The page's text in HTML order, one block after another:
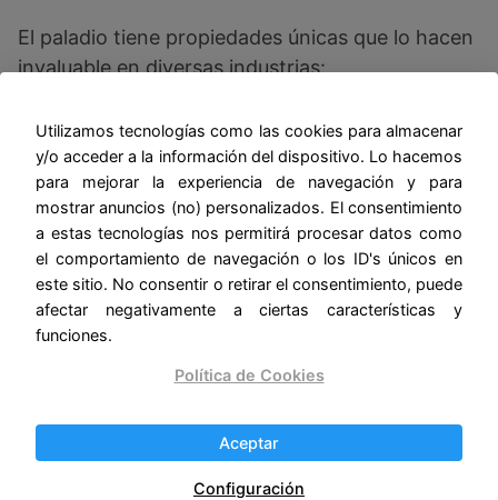
El paladio tiene propiedades únicas que lo hacen
invaluable en diversas industrias:
Punto de Fusión
El paladio tiene un punto de fusión de
aproximadamente 1,554 °C, lo que lo hace
ideal para aplicaciones que requieren
resistencia térmica.
Densidad
es menos denso que el platino pero sigue
siendo un metal pesado y duradero.
Utilizamos tecnologías como las cookies para almacenar
y/o acceder a la información del dispositivo. Lo hacemos
para mejorar la experiencia de navegación y para
mostrar anuncios (no) personalizados. El consentimiento
a estas tecnologías nos permitirá procesar datos como
el comportamiento de navegación o los ID's únicos en
este sitio. No consentir o retirar el consentimiento, puede
afectar negativamente a ciertas características y
funciones.
Política de Cookies
Aceptar
Configuración